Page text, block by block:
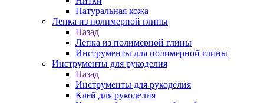
Натуральная кожа
Лепка из полимерной глины
Назад
Лепка из полимерной глины
Инструменты для полимерной глины
Инструменты для рукоделия
Назад
Инструменты для рукоделия
Клей для рукоделия